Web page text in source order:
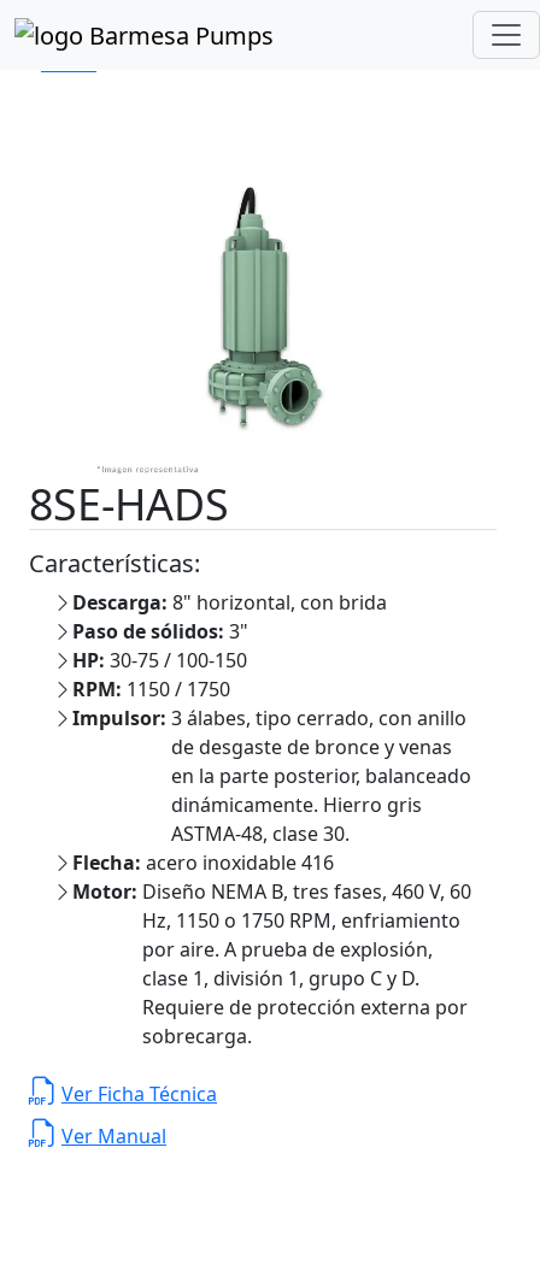
Inicio Catálogo de Productos
8SE-HADS
Características:
Descarga: 8" horizontal, con brida
Paso de sólidos: 3"
HP: 30-75 / 100-150
RPM: 1150 / 1750
Impulsor: 3 álabes, tipo cerrado, con anillo
de desgaste de bronce y venas
en la parte posterior, balanceado
dinámicamente. Hierro gris
ASTMA-48, clase 30.
Flecha: acero inoxidable 416
Motor: Diseño NEMA B, tres fases, 460 V, 60
Hz, 1150 o 1750 RPM, enfriamiento
por aire. A prueba de explosión,
clase 1, división 1, grupo C y D.
Requiere de protección externa por
sobrecarga.
Ver Ficha Técnica
Ver Manual